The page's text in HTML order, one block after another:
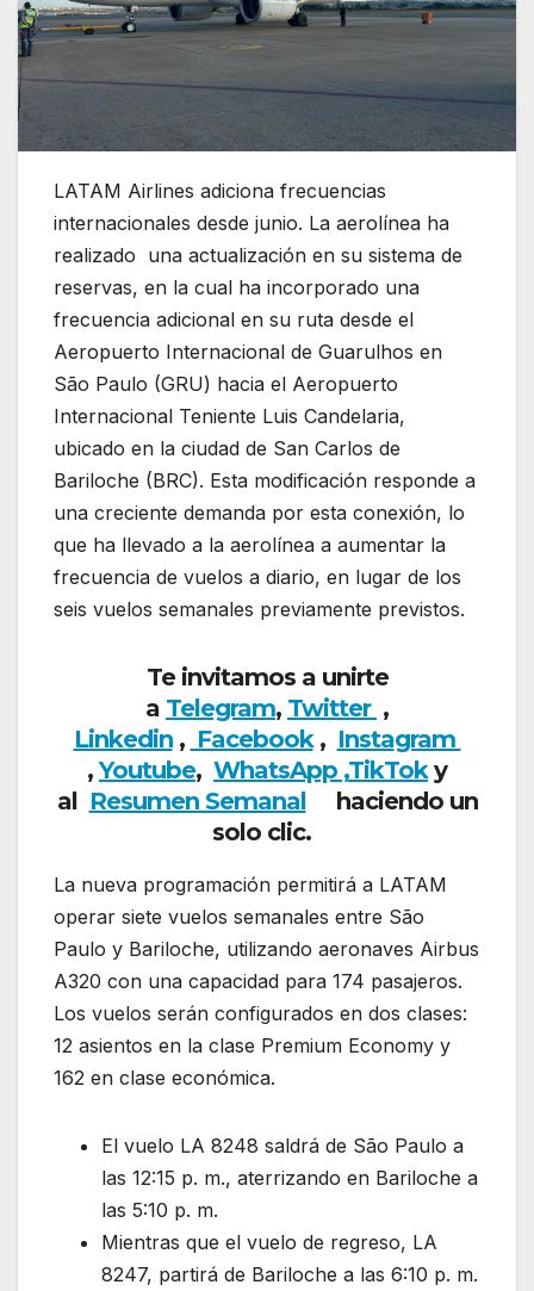
LATAM Airlines adiciona frecuencias
internacionales desde junio. La aerolínea ha
realizado una actualización en su sistema de
reservas, en la cual ha incorporado una
frecuencia adicional en su ruta desde el
Aeropuerto Internacional de Guarulhos en
São Paulo (GRU) hacia el Aeropuerto
Internacional Teniente Luis Candelaria,
ubicado en la ciudad de San Carlos de
Bariloche (BRC). Esta modificación responde a
una creciente demanda por esta conexión, lo
que ha llevado a la aerolínea a aumentar la
frecuencia de vuelos a diario, en lugar de los
seis vuelos semanales previamente previstos.
Te invitamos a unirte
a Telegram, Twitter ,
Linkedin, Facebook, Instagram
,Youtube, WhatsApp ,TikToky
al Resumen Semanalhaciendo un
solo clic.
La nueva programación permitirá a LATAM
operar siete vuelos semanales entre São
Paulo y Bariloche, utilizando aeronaves Airbus
A320 con una capacidad para 174 pasajeros.
Los vuelos serán configurados en dos clases:
12 asientos en la clase Premium Economy y
162 en clase económica.
El vuelo LA 8248 saldrá de São Paulo a
las 12:15 p. m., aterrizando en Bariloche a
las 5:10 p. m.
Mientras que el vuelo de regreso, LA
8247, partirá de Bariloche a las 6:10 p. m.